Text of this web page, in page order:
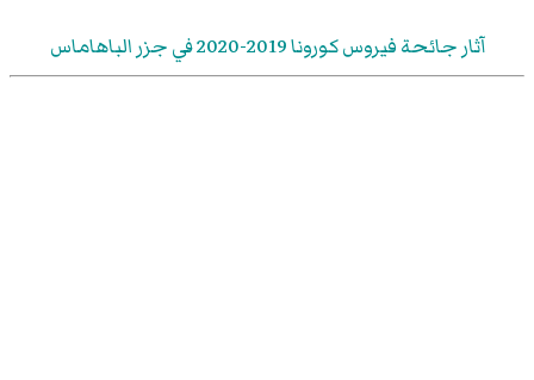
آثار جائحة فيروس كورونا 2019-2020 في جزر الباهاماس